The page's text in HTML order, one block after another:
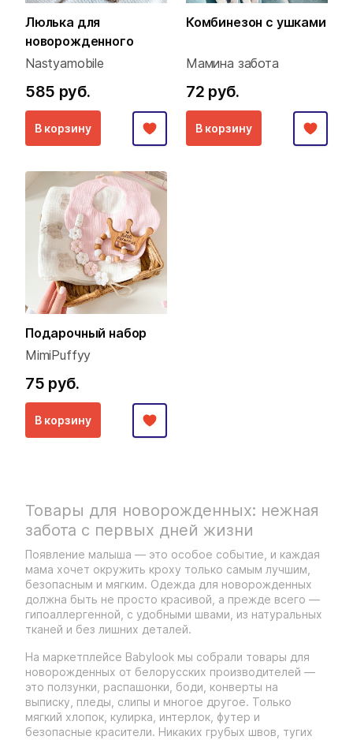
Люлька для
новорожденного
Nastyamobile
585 руб.
В корзину
Комбинезон с ушками
Мамина забота
72 руб.
В корзину
Подарочный набор
MimiPuffyy
75 руб.
В корзину
Товары для новорожденных: нежная
забота с первых дней жизни
Появление малыша — это особое событие, и каждая
мама хочет окружить кроху только самым лучшим,
безопасным и мягким. Одежда для новорожденных
должна быть не просто красивой, а прежде всего —
гипоаллергенной, с удобными швами, из натуральных
тканей и без лишних деталей.
На маркетплейсе Babylook мы собрали товары для
новорожденных от белорусских производителей —
это ползунки, распашонки, боди, конверты на
выписку, пледы, слипы и многое другое. Только
мягкий хлопок, кулирка, интерлок, футер и
безопасные красители. Никаких грубых швов, тугих